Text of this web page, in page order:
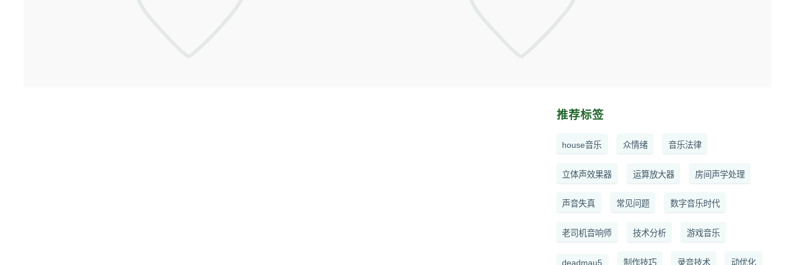
推荐标签
house音乐 众情绪 音乐法律
立体声效果器 运算放大器 房间声学处理
声音失真 常见问题 数字音乐时代
老司机音响师 技术分析 游戏音乐
deadmau5 制作技巧 录音技术 动优化